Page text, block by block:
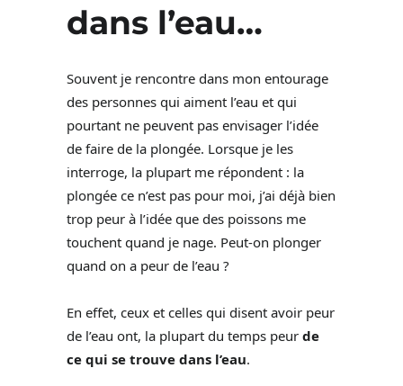
dans l’eau…
Souvent je rencontre dans mon entourage
des personnes qui aiment l’eau et qui
pourtant ne peuvent pas envisager l’idée
de faire de la plongée. Lorsque je les
interroge, la plupart me répondent : la
plongée ce n’est pas pour moi, j’ai déjà bien
trop peur à l’idée que des poissons me
touchent quand je nage. Peut-on plonger
quand on a peur de l’eau ?
En effet, ceux et celles qui disent avoir peur
de l’eau ont, la plupart du temps peur de
ce qui se trouve dans l’eau.